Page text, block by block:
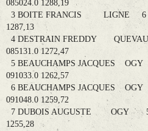
085024.0 1288,19
3 BOITE FRANCIS LIGNE 6 1
1287,13
4 DESTRAIN FREDDY
085131.0 1272,47
5 BEAUCHAMPS JACQUES
091033.0 1262,57
6 BEAUCHAMPS JACQUES
091048.0 1259,72
7 DUBOIS AUGUSTE OGY 5 2
1255,28